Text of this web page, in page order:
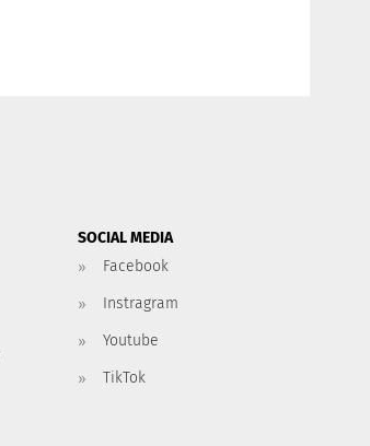
SOCIAL MEDIA
Facebook
Instragram
Youtube
TikTok